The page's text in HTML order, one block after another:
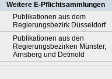
Weitere E-Pflichtsammlungen
Publikationen aus dem
Regierungsbezirk Düsseldorf
Publikationen aus den
Regierungsbezirken Münster,
Arnsberg und Detmold